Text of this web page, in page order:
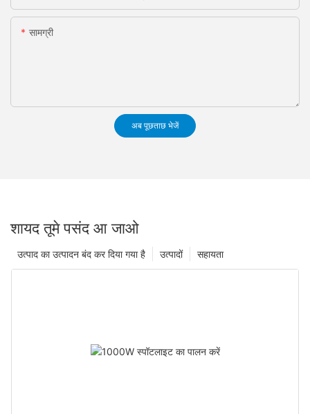
सामग्री
अब पूछताछ भेजें
शायद तूमे पसंद आ जाओ
सहायता
उत्पादों
उत्पाद का उत्पादन बंद कर दिया गया है